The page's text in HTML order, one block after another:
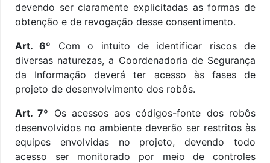
devendo ser claramente explicitadas as formas de
obtenção e de revogação desse consentimento.
Art. 6º Com o intuito de identificar riscos de
diversas naturezas, a Coordenadoria de Segurança
da Informação deverá ter acesso às fases de
projeto de desenvolvimento dos robôs.
Art. 7º Os acessos aos códigos-fonte dos robôs
desenvolvidos no ambiente deverão ser restritos às
equipes envolvidas no projeto, devendo todo
acesso ser monitorado por meio de controles